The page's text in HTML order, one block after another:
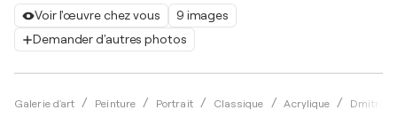
Voir l'œuvre chez vous
9 images
Demander d'autres photos
Galerie d'art Peinture Portrait Classique Acrylique Dmitry